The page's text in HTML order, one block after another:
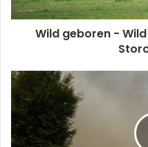
Wild geboren -